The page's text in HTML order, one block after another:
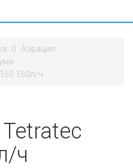
Аэрация
150л/ч
ч